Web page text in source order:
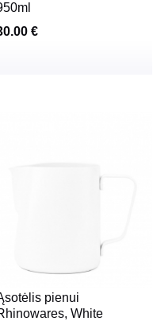
€
pienui
White